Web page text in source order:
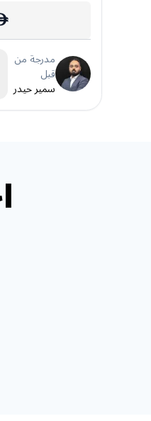
مدرجة من
قبل
سمير حيدر